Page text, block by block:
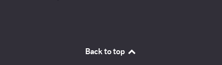
Back to top